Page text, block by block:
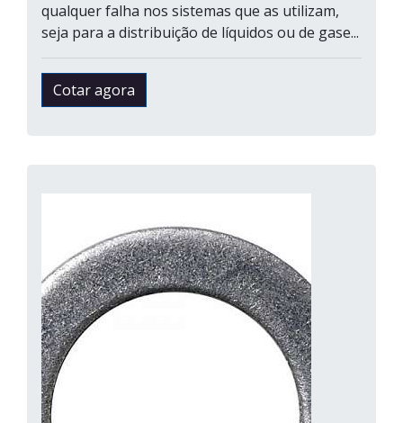
qualquer falha nos sistemas que as utilizam,
seja para a distribuição de líquidos ou de gase...
Cotar agora